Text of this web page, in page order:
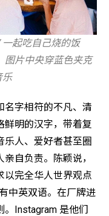
一起吃自己烧的饭
图片中央穿蓝色夹克
乐
名字相符的不凡、清
鲜明的汉字，带着复
乐人、爱好者甚至圈
自负责。陈颖说，
以完全华人世界观点
中英双语。在厂牌进
Instagram 是他们